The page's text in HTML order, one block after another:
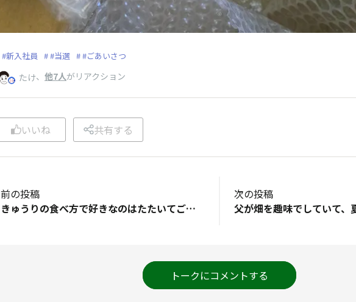
#新入社員 #当選 #ごあいさつ
たけ、 他7人がリアクション
いいね 共有する
前の投稿
きゅうりの食べ方で好きなのはたたいてごま油、しょうゆ、ガラスープのもと、おろししょうがで和えてごまを振って冷やした和え物です。​#私の好きなきゅうり​
次の投稿
トークにコメントする